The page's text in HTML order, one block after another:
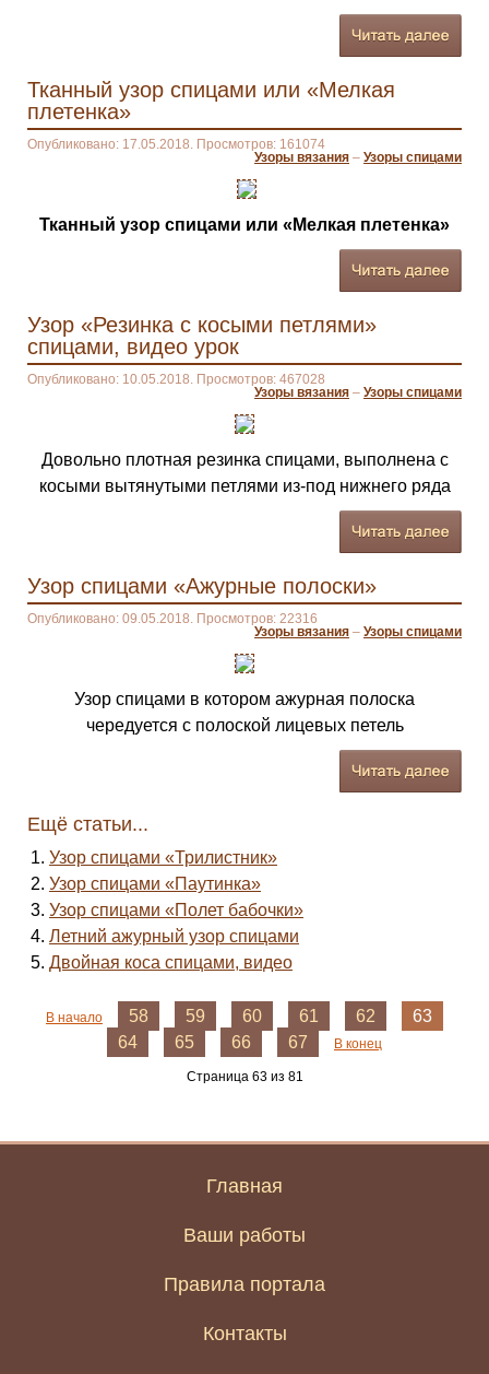
Тканный узор спицами или «Мелкая
плетенка»
Опубликовано: 17.05.2018. Просмотров: 161074
Узоры вязания – Узоры спицами
Тканный узор спицами или «Мелкая плетенка»
Узор «Резинка с косыми петлями»
спицами, видео урок
Опубликовано: 10.05.2018. Просмотров: 467028
Узоры вязания – Узоры спицами
Довольно плотная резинка спицами, выполнена с
косыми вытянутыми петлями из-под нижнего ряда
Узор спицами «Ажурные полоски»
Опубликовано: 09.05.2018. Просмотров: 22316
Узоры вязания – Узоры спицами
Узор спицами в котором ажурная полоска
чередуется с полоской лицевых петель
Ещё статьи...
Узор спицами «Трилистник»
Узор спицами «Паутинка»
Узор спицами «Полет бабочки»
Летний ажурный узор спицами
Двойная коса спицами, видео
В начало 58 59 60 61 62
63
64
65 66 67 В конец
Страница 63 из 81
Главная
Ваши работы
Правила портала
Контакты